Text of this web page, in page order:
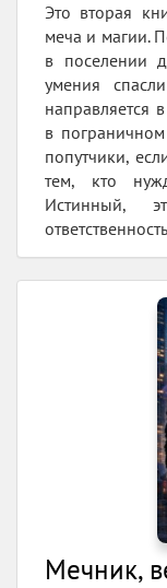
Это вторая
меча и магии.
в поселении
умения
направляется
в пограничном
попутчики,
тем, кто
Истинный,
Мечник,